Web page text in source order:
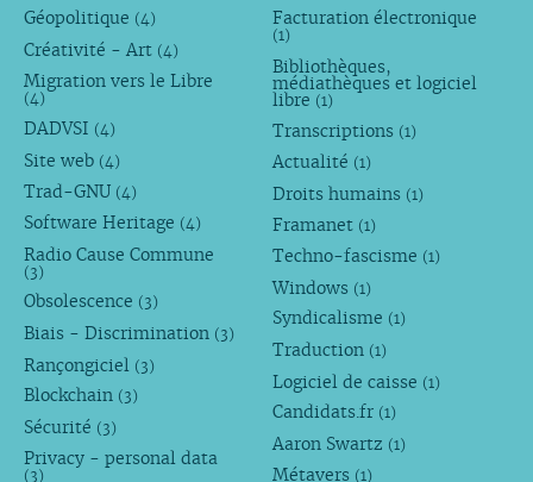
Géopolitique (4)
Créativité - Art (4)
Migration vers le Libre
(4)
DADVSI (4)
Site web (4)
Trad-GNU (4)
Software Heritage (4)
Radio Cause Commune
(3)
Obsolescence (3)
Biais - Discrimination (3)
Rançongiciel (3)
Blockchain (3)
Sécurité (3)
Privacy - personal data
(3)
Facturation électronique
(1)
Bibliothèques,
médiathèques et logiciel
libre (1)
Transcriptions (1)
Actualité (1)
Droits humains (1)
Framanet (1)
Techno-fascisme (1)
Windows (1)
Syndicalisme (1)
Traduction (1)
Logiciel de caisse (1)
Candidats.fr (1)
Aaron Swartz (1)
Métavers (1)